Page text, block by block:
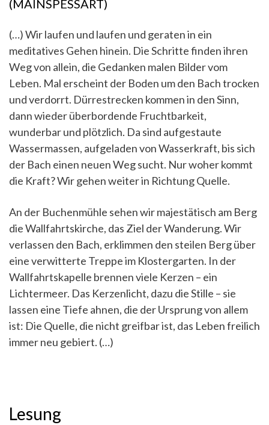
(MAINSPESSART)
(…) Wir laufen und laufen und geraten in ein
meditatives Gehen hinein. Die Schritte finden ihren
Weg von allein, die Gedanken malen Bilder vom
Leben. Mal erscheint der Boden um den Bach trocken
und verdorrt. Dürrestrecken kommen in den Sinn,
dann wieder überbordende Fruchtbarkeit,
wunderbar und plötzlich. Da sind aufgestaute
Wassermassen, aufgeladen von Wasserkraft, bis sich
der Bach einen neuen Weg sucht. Nur woher kommt
die Kraft? Wir gehen weiter in Richtung Quelle.
An der Buchenmühle sehen wir majestätisch am Berg
die Wallfahrtskirche, das Ziel der Wanderung. Wir
verlassen den Bach, erklimmen den steilen Berg über
eine verwitterte Treppe im Klostergarten. In der
Wallfahrtskapelle brennen viele Kerzen – ein
Lichtermeer. Das Kerzenlicht, dazu die Stille – sie
lassen eine Tiefe ahnen, die der Ursprung von allem
ist: Die Quelle, die nicht greifbar ist, das Leben freilich
immer neu gebiert. (…)
Lesung